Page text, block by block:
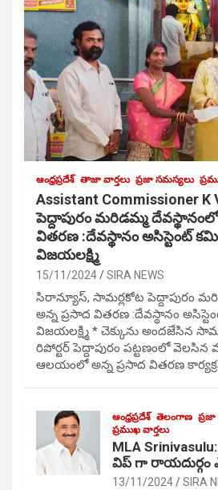
ఆంధ్రప్రదేశ్ తాజా వార్తలు ప్రజా సమస్యలు
Assistant Commissioner K
పెద్దాపురం మరిడమ్మ
వితరణ :దేవస్థానం అసిస్టెంట్
విజయలక్ష్మి
15/11/2024 SIRA NEWS
సిరాన్యూస్, సామర్లకోట పెద్దాపురం
అన్న ప్రసాద వితరణ :దేవస్థానం
విజయలక్ష్మి * చెక్కును అందజేసిన
రిపోర్టర్ పెద్దాపురం పట్టణంలో
ఆలయంలో అన్న ప్రసాద వితరణ
ఆంధ్రప్రదేశ్ తెలంగాణ
ప్రముఖ వార్తలు
MLA Srinivasulu:
విప్ గా రాయదుర్గం
13/11/2024 SIRA